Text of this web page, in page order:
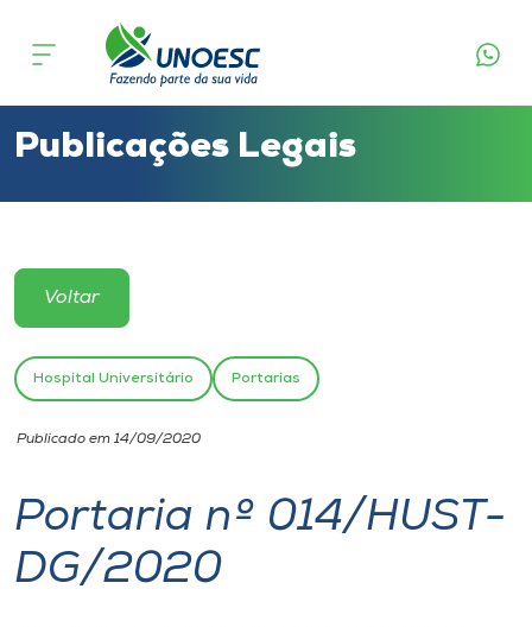
Cursos
Atendimento ao Estudante
Portal de Ensino
Unoesc
Internacionalização
I.nova
Publicações Legais
Voltar
Hospital Universitário Portarias
Publicado em 14/09/2020
Portaria nº 014/HUST-
DG/2020